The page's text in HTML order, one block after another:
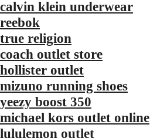
calvin klein underwear
reebok
true religion
coach outlet store
hollister outlet
mizuno running shoes
yeezy boost 350
michael kors outlet online
lululemon outlet